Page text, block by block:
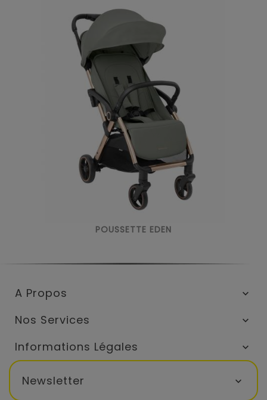
POUSSETTE EDEN
A Propos 
Nos Services 
Informations Légales 
Newsletter 